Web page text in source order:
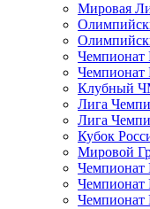
Мировая
Чемпионат
Чемпионат
Клубный
Лига
Лига
Кубок
Мировой
Чемпионат
Чемпионат